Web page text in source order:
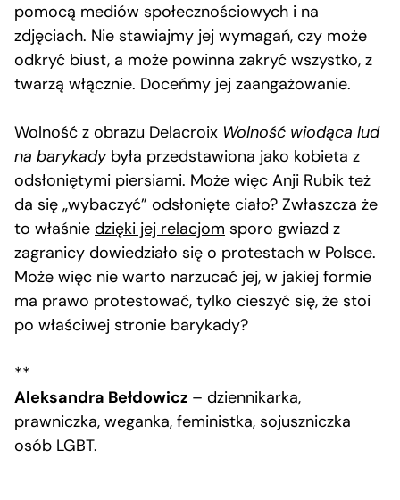
pomocą mediów społecznościowych i na
zdjęciach. Nie stawiajmy jej wymagań, czy może
odkryć biust, a może powinna zakryć wszystko, z
twarzą włącznie. Doceńmy jej zaangażowanie.
Wolność z obrazu Delacroix Wolność wiodąca lud
na barykadybyła przedstawiona jako kobieta z
odsłoniętymi piersiami. Może więc Anji Rubik też
da się „wybaczyć” odsłonięte ciało? Zwłaszcza że
to właśnie dzięki jej relacjom sporo gwiazd z
zagranicy dowiedziało się o protestach w Polsce.
Może więc nie warto narzucać jej, w jakiej formie
ma prawo protestować, tylko cieszyć się, że stoi
po właściwej stronie barykady?
**
Aleksandra Bełdowicz – dziennikarka,
prawniczka, weganka, feministka, sojuszniczka
osób LGBT.